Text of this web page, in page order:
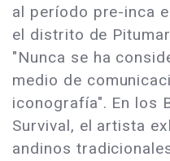
al período pre-inca
el distrito de
"Nunca se ha
medio de
iconografía". En los
Survival, el artista
andinos